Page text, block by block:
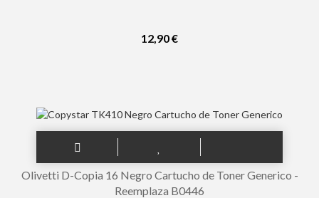
12,90 €
Olivetti D-Copia 16 Negro Cartucho de Toner Generico -
Reemplaza B0446